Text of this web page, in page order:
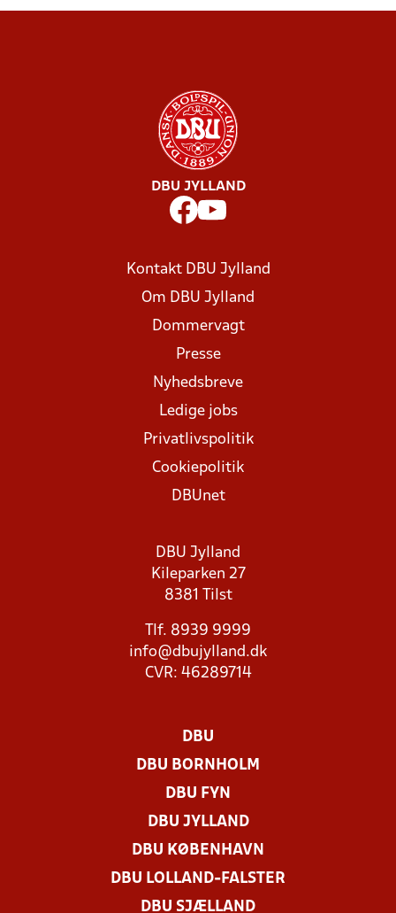
DBU JYLLAND
Kontakt DBU Jylland
Om DBU Jylland
Dommervagt
Presse
Nyhedsbreve
Ledige jobs
Privatlivspolitik
Cookiepolitik
DBUnet
DBU Jylland
Kileparken 27
8381 Tilst
Tlf. 8939 9999
info@dbujylland.dk
CVR: 46289714
DBU
DBU BORNHOLM
DBU FYN
DBU JYLLAND
DBU KØBENHAVN
DBU LOLLAND-FALSTER
DBU SJÆLLAND